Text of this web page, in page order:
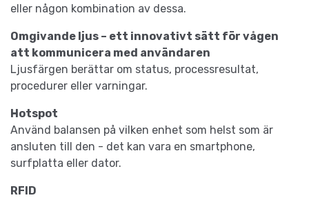
eller någon kombination av dessa.
Omgivande ljus – ett innovativt sätt för vågen
att kommunicera med användaren
Ljusfärgen berättar om status, processresultat,
procedurer eller varningar.
Hotspot
Använd balansen på vilken enhet som helst som är
ansluten till den - det kan vara en smartphone,
surfplatta eller dator.
RFID